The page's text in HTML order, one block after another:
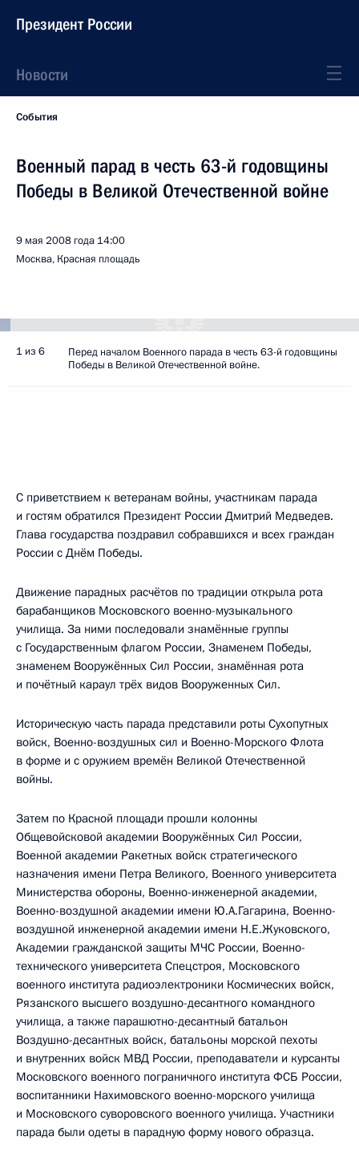
Президент России
Новости
События
Военный парад в честь 63-й годовщины
Победы в Великой Отечественной войне
9 мая 2008 года 14:00
Москва, Красная площадь
1 из 6
Перед началом Военного парада в честь 63-й годовщины
Победы в Великой Отечественной войне.
С приветствием к ветеранам войны, участникам парада
и гостям обратился Президент России Дмитрий Медведев.
Глава государства поздравил собравшихся и всех граждан
России с Днём Победы.
Движение парадных расчётов по традиции открыла рота
барабанщиков Московского военно-музыкального
училища. За ними последовали знамённые группы
с Государственным флагом России, Знаменем Победы,
знаменем Вооружённых Сил России, знамённая рота
и почётный караул трёх видов Вооруженных Сил.
Историческую часть парада представили роты Сухопутных
войск, Военно-воздушных сил и Военно-Морского Флота
в форме и с оружием времён Великой Отечественной
войны.
Затем по Красной площади прошли колонны
Общевойсковой академии Вооружённых Сил России,
Военной академии Ракетных войск стратегического
назначения имени Петра Великого, Военного университета
Министерства обороны, Военно-инженерной академии,
Военно-воздушной академии имени Ю.А.Гагарина, Военно-
воздушной инженерной академии имени Н.Е.Жуковского,
Академии гражданской защиты МЧС России, Военно-
технического университета Спецстроя, Московского
военного института радиоэлектроники Космических войск,
Рязанского высшего воздушно-десантного командного
училища, а также парашютно-десантный батальон
Воздушно-десантных войск, батальоны морской пехоты
и внутренних войск МВД России, преподаватели и курсанты
Московского военного пограничного института ФСБ России,
воспитанники Нахимовского военно-морского училища
и Московского суворовского военного училища. Участники
парада были одеты в парадную форму нового образца.